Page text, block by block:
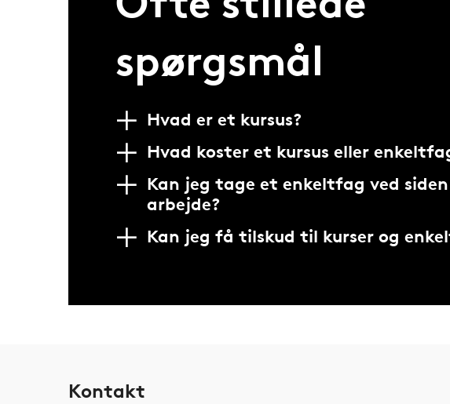
spørgsmål
Hvad er et kursus?
Hvad koster et kursus eller
Kan jeg tage et enkeltfag ved
arbejde?
Kan jeg få tilskud til kurser og
Kontakt